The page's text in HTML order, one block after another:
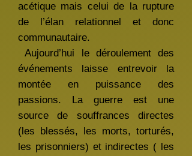
acétique mais celui de la rupture
de l’élan relationnel et donc
communautaire.
Aujourd’hui le déroulement des
événements laisse entrevoir la
montée en puissance des
passions. La guerre est une
source de souffrances directes
(les blessés, les morts, torturés,
les prisonniers) et indirectes ( les